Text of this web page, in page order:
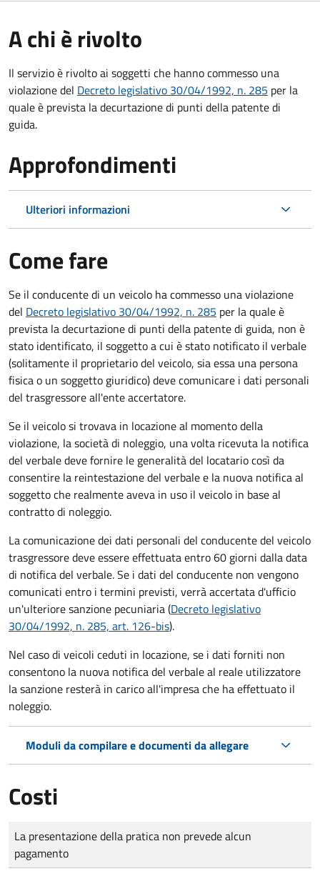
A chi è rivolto
Il servizio è rivolto ai soggetti che hanno commesso una
violazione del Decreto legislativo 30/04/1992, n. 285 per la
quale è prevista la decurtazione di punti della patente di
guida.
Approfondimenti
Ulteriori informazioni
Come fare
Se il conducente di un veicolo ha commesso una violazione
del Decreto legislativo 30/04/1992, n. 285 per la quale è
prevista la decurtazione di punti della patente di guida, non è
stato identificato, il soggetto a cui è stato notificato il verbale
(solitamente il proprietario del veicolo, sia essa una persona
fisica o un soggetto giuridico) deve comunicare i dati personali
del trasgressore all'ente accertatore.
Se il veicolo si trovava in locazione al momento della
violazione, la società di noleggio, una volta ricevuta la notifica
del verbale deve fornire le generalità del locatario così da
consentire la reintestazione del verbale e la nuova notifica al
soggetto che realmente aveva in uso il veicolo in base al
contratto di noleggio.
La comunicazione dei dati personali del conducente del veicolo
trasgressore deve essere effettuata entro 60 giorni dalla data
di notifica del verbale.Se i dati del conducente non vengono
comunicati entro i termini previsti, verrà accertata d'ufficio
un'ulteriore sanzione pecuniaria (Decreto legislativo
30/04/1992, n. 285, art. 126-bis).
Nel caso di veicoli ceduti in locazione, se i dati forniti non
consentono la nuova notifica del verbale al reale utilizzatore
la sanzione resterà in carico all'impresa che ha effettuato il
noleggio.
Moduli da compilare e documenti da allegare
Costi
Tipo di pagamento
Importo
La presentazione della pratica non prevede alcun
pagamento